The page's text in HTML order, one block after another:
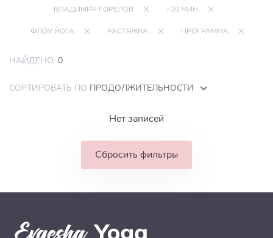
ВЛАДИМИР ГОРЕЛОВ ~20 МИН
ФЛОУ ЙОГА РАСТЯЖКА ПРОГРАММА
НАЙДЕНО: 0
СОРТИРОВАТЬ ПО ПРОДОЛЖИТЕЛЬНОСТИ
Нет записей
Сбросить фильтры